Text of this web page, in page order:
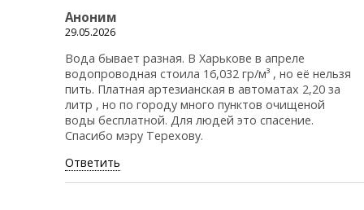
Аноним
29.05.2026
Вода бывает разная. В Харькове в апреле
водопроводная стоила 16,032 гр/м³ , но её нельзя
пить. Платная артезианская в автоматах 2,20 за
литр , но по городу много пунктов очищеной
воды бесплатной. Для людей это спасение.
Спасибо мэру Терехову.
Ответить